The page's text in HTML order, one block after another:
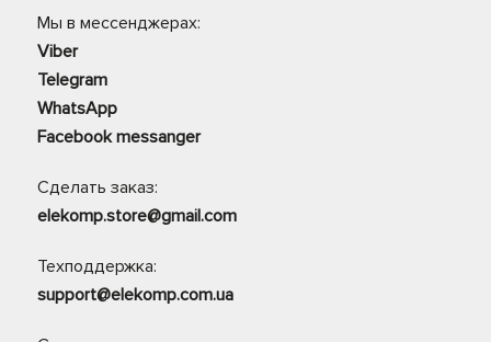
Мы в мессенджерах:
Viber
Telegram
WhatsApp
Facebook messanger
Сделать заказ:
elekomp.store@gmail.com
Техподдержка:
support@elekomp.com.ua